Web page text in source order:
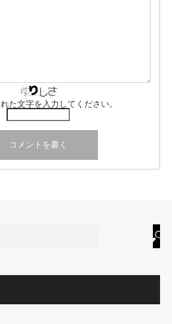
れた文字を入力してください。